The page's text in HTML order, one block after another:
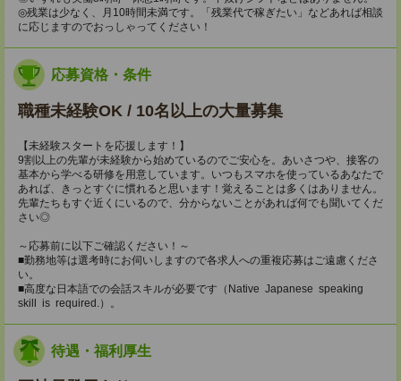
◎残業は少なく、月10時間未満です。「残業代で稼ぎたい」などあれば相談
に応じますのでおっしゃってください！
応募資格・条件
職種未経験OK / 10名以上の大量募集
【未経験スタートを応援します！】
9割以上の先輩が未経験から始めているのでご安心を。あいさつや、接客の
基本から学べる研修を用意しています。いつもスマホを使っているあなたで
あれば、きっとすぐに慣れると思います！覚えることは多くはありません。
先輩たちもすぐ近くにいるので、分からないことがあれば何でも聞いてくだ
さい◎
～応募前に以下ご確認ください！～
■勤務地等は選考時にお伺いしますので各求人への重複応募はご遠慮くださ
い。
■高度な日本語での会話スキルが必要です（Native Japanese speaking
skill is required.）。
待遇・福利厚生